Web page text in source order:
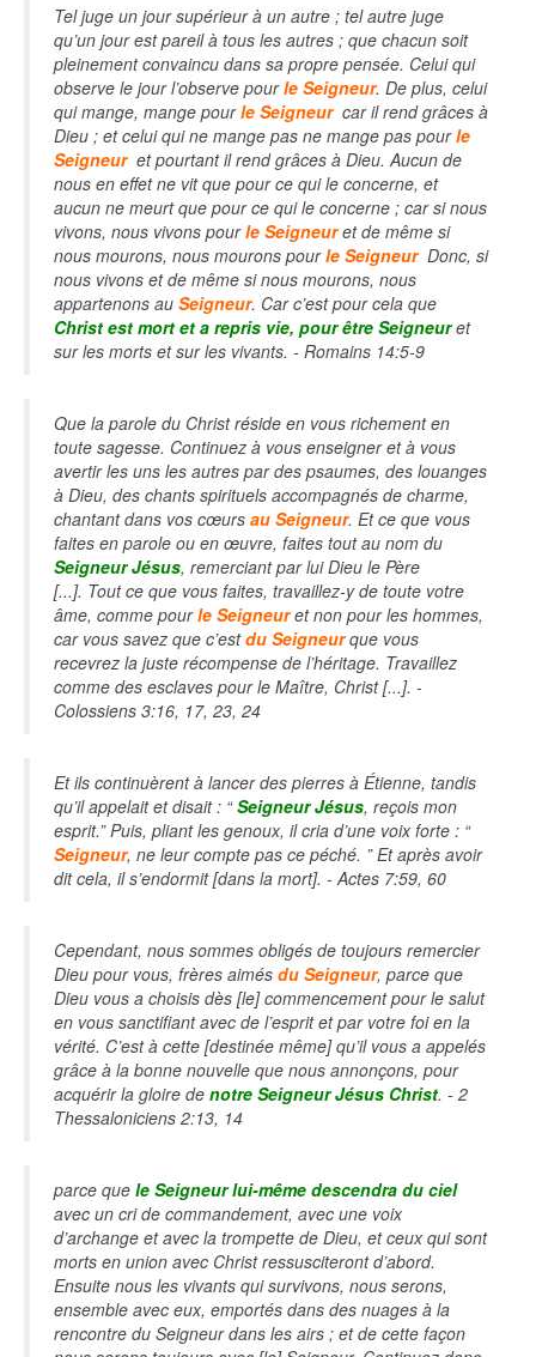
Tel juge un jour supérieur à un autre ; tel autre juge
qu’un jour est pareil à tous les autres ; que chacun soit
pleinement convaincu dans sa propre pensée. Celui qui
observe le jour l’observe pourle Seigneur. De plus, celui
qui mange, mange pourle Seigneurcar il rend grâces à
Dieu ; et celui qui ne mange pas ne mange pas pourle
Seigneuret pourtant il rend grâces à Dieu. Aucun de
nous en effet ne vit que pour ce qui le concerne, et
aucun ne meurt que pour ce qui le concerne ; car si nous
vivons, nous vivons pourle Seigneuret de même si
nous mourons, nous mourons pourle SeigneurDonc, si
nous vivons et de même si nous mourons, nous
appartenons au Seigneur. Car c’est pour cela que
Christ est mort et a repris vie, pour être Seigneuret
sur les morts et sur les vivants. - Romains 14:5-9
Que la parole du Christ réside en vous richement en
toute sagesse. Continuez à vous enseigner et à vous
avertir les uns les autres par des psaumes, des louanges
à Dieu, des chants spirituels accompagnés de charme,
chantant dans vos cœurs au Seigneur. Et ce que vous
faites en parole ou en œuvre, faites tout au nom du
Seigneur Jésus, remerciant par lui Dieu le Père
[...]. Tout ce que vous faites, travaillez-y de toute votre
âme, comme pourle Seigneuret non pour les hommes,
car vous savez que c’estdu Seigneurque vous
recevrez la juste récompense de l’héritage. Travaillez
comme des esclaves pour le Maître, Christ [...]. -
Colossiens 3:16, 17, 23, 24
Et ils continuèrent à lancer des pierres à Étienne, tandis
qu’il appelait et disait : “Seigneur Jésus, reçois mon
esprit.” Puis, pliant les genoux, il cria d’une voix forte : “
Seigneur, ne leur compte pas ce péché. ” Et après avoir
dit cela, il s’endormit [dans la mort]. - Actes 7:59, 60
Cependant, nous sommes obligés de toujours remercier
Dieu pour vous, frères aimés du Seigneur, parce que
Dieu vous a choisis dès [le] commencement pour le salut
en vous sanctifiant avec de l’esprit et par votre foi en la
vérité. C’est à cette [destinée même] qu’il vous a appelés
grâce à la bonne nouvelle que nous annonçons, pour
acquérir la gloire de notre Seigneur Jésus Christ. - 2
Thessaloniciens 2:13, 14
parce que le Seigneur lui-même descendra du ciel
avec un cri de commandement, avec une voix
d’archange et avec la trompette de Dieu, et ceux qui sont
morts en union avec Christ ressusciteront d’abord.
Ensuite nous les vivants qui survivons, nous serons,
ensemble avec eux, emportés dans des nuages à la
rencontre du Seigneur dans les airs ; et de cette façon